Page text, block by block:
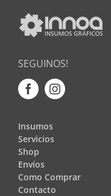
SEGUINOS!
Insumos
Servicios
Shop
Envíos
Como Comprar
Contacto